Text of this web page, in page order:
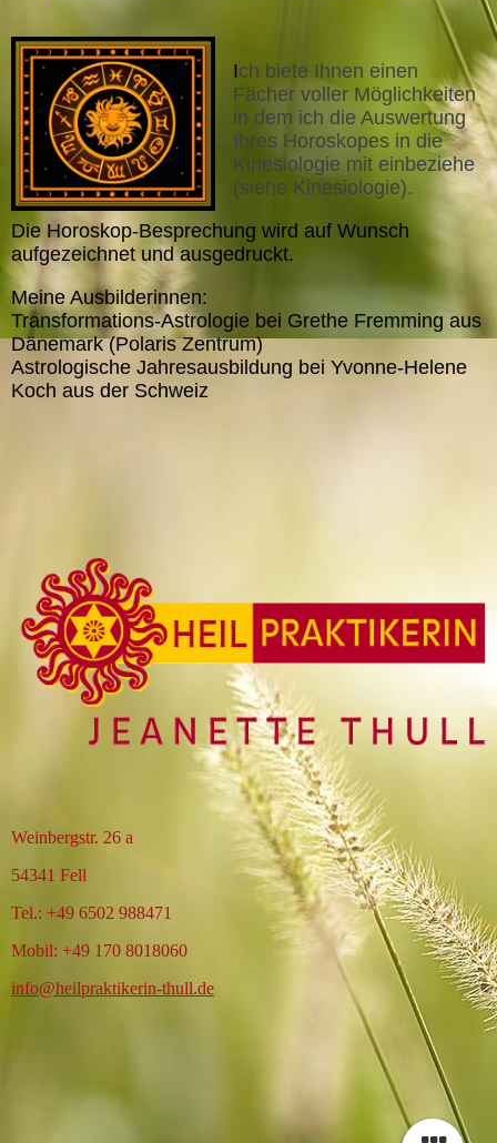
Ich biete Ihnen einen
Fächer voller Möglichkeiten
in dem ich die Auswertung
Ihres Horoskopes in die
Kinesiologie mit einbeziehe
(siehe Kinesiologie).
Die Horoskop-Besprechung wird auf Wunsch
aufgezeichnet und ausgedruckt.
Meine Ausbilderinnen:
Transformations-Astrologie bei Grethe Fremming aus
Dänemark (Polaris Zentrum)
Astrologische Jahresausbildung bei Yvonne-Helene
Koch aus der Schweiz
Weinbergstr. 26 a
54341 Fell
Tel.: +49 6502 988471
Mobil: +49 170 8018060
info@heilpraktikerin-thull.de